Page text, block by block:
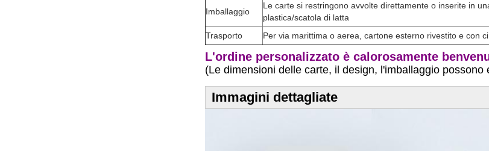
Imballaggio
Le carte si restringono avvolte direttamente o inserite in
plastica/scatola di latta
Trasporto
Per via marittima o aerea, cartone esterno rivestito e con
L'ordine personalizzato è calorosamente
(Le dimensioni delle carte, il design, l'imballaggio possono
Immagini dettagliate